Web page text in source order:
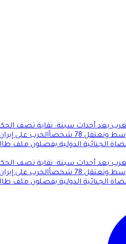
بعد أحداث سبتة: نقابة تصف
78 شخصاً الحرب على
الجنائية الدولية يفصلون ملف
بعد أحداث سبتة: نقابة تصف
78 شخصاً الحرب على
الجنائية الدولية يفصلون ملف